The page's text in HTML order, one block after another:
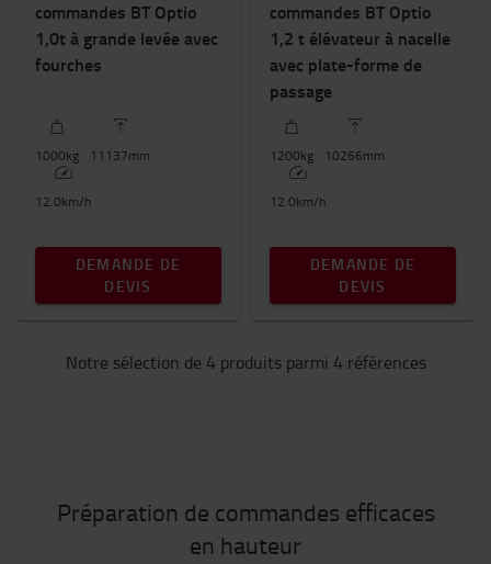
commandes BT Optio
1,0t à grande levée avec
fourches
1000kg 11137mm
12.0km/h
DEMANDE DE
DEVIS
commandes BT Optio
1,2 t élévateur à nacelle
avec plate-forme de
passage
1200kg 10266mm
12.0km/h
DEMANDE DE
DEVIS
Notre sélection de 4 produits parmi 4 références
Préparation de commandes efficaces
en hauteur